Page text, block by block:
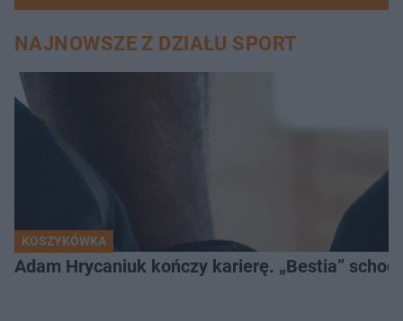
NAJNOWSZE Z DZIAŁU SPORT
KOSZYKÓWKA
Adam Hrycaniuk kończy karierę. „Bestia”